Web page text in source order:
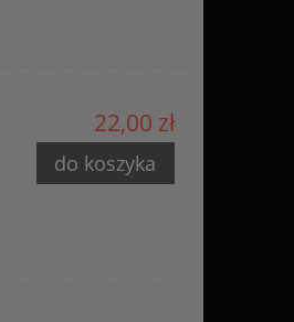
22,00 zł
do koszyka